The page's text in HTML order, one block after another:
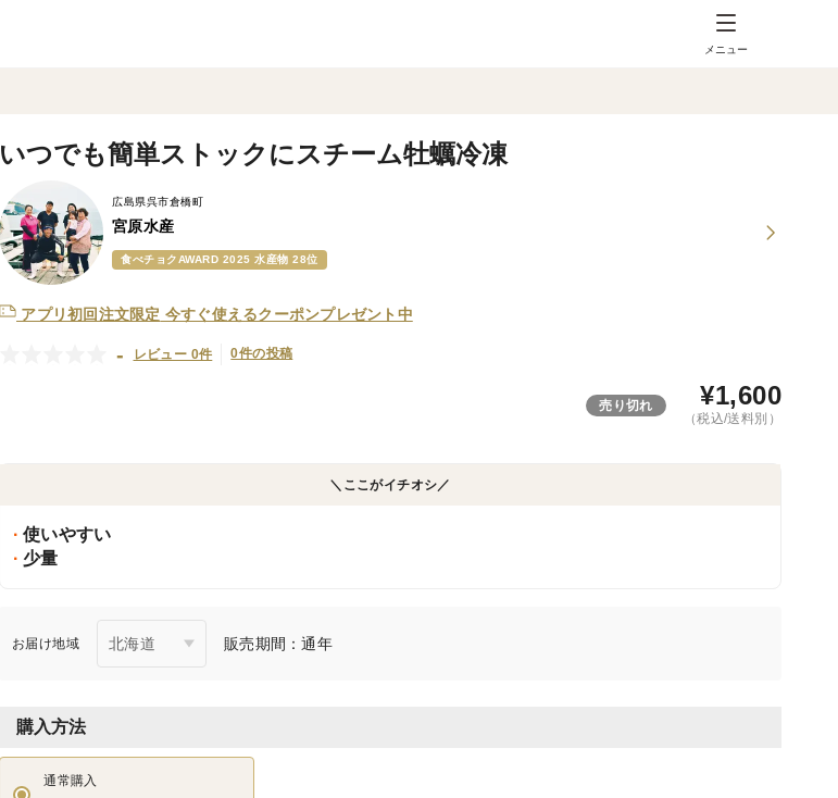
メニュー
いつでも簡単ストックにスチーム牡蠣冷凍
広島県呉市倉橋町
宮原水産
食べチョクAWARD 2025 水産物 28位
アプリ初回注文限定 今すぐ使えるクーポンプレゼント中
- レビュー 0件 0件の投稿
売り切れ ¥1,600
（税込/送料別）
＼ここがイチオシ／
使いやすい
少量
お届け地域 販売期間：通年
購入方法
通常購入